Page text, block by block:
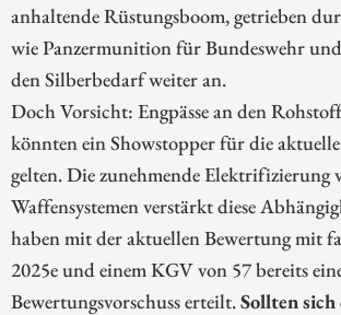
anhaltende Rüstungsboom, getrieben
wie Panzermunition für Bundeswehr
den Silberbedarf weiter an.
Doch Vorsicht: Engpässe an den
könnten ein Showstopper für die
gelten. Die zunehmende Elektrifizierung
Waffensystemen verstärkt diese
haben mit der aktuellen Bewertung mit
2025e und einem KGV von 57 bereits
Bewertungsvorschuss erteilt.Sollten sich